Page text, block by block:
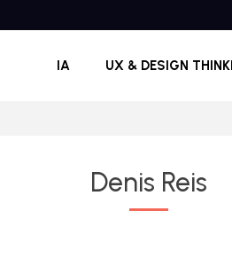
IA UX & DESIGN
Denis Reis